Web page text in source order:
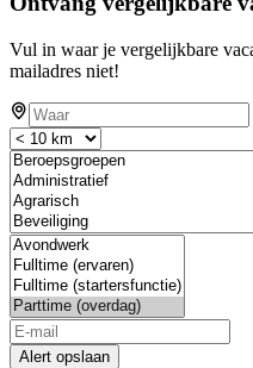
Vul in waar je vergelijkbare
mailadres niet!
Alert opslaan